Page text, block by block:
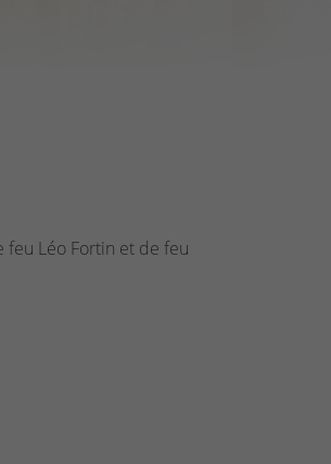
feu Léo Fortin et de feu